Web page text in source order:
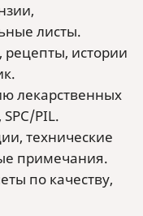
листы.
истории
лекарственных
PIL.
технические
примечания.
по качеству,